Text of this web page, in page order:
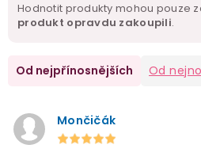
Hodnotit produkty mohou pouze
produkt opravdu zakoupili.
Od nejpřínosnějších Od
Mončičák